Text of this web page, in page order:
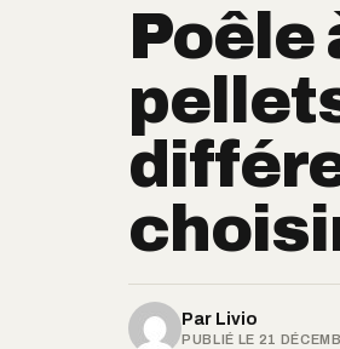
Poêle
Par Livio
PUBLIÉ LE 21